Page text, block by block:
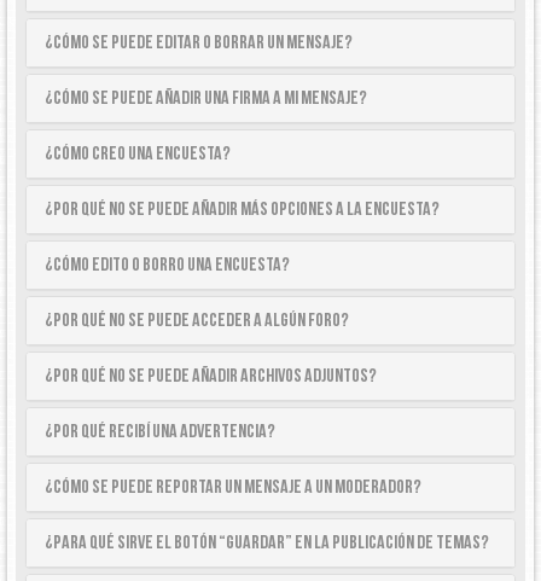
¿Cómo se puede editar o borrar un mensaje?
¿Cómo se puede añadir una firma a mi mensaje?
¿Cómo creo una encuesta?
¿Por qué no se puede añadir más opciones a la encuesta?
¿Cómo edito o borro una encuesta?
¿Por qué no se puede acceder a algún foro?
¿Por qué no se puede añadir archivos adjuntos?
¿Por qué recibí una advertencia?
¿Cómo se puede reportar un mensaje a un moderador?
¿Para qué sirve el botón “Guardar” en la publicación de temas?